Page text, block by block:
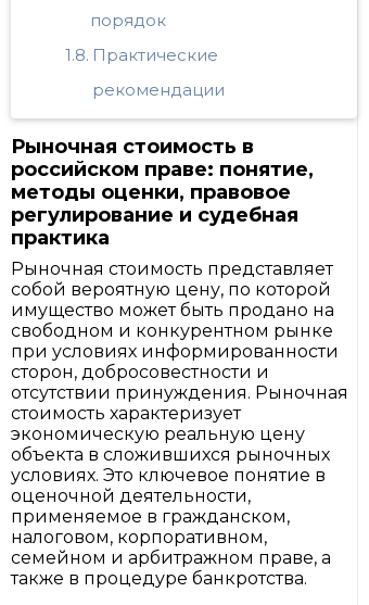
порядок
Практические
рекомендации
Рыночная стоимость в
российском праве: понятие,
методы оценки, правовое
регулирование и судебная
практика
Рыночная стоимость представляет
собой вероятную цену, по которой
имущество может быть продано на
свободном и конкурентном рынке
при условиях информированности
сторон, добросовестности и
отсутствии принуждения. Рыночная
стоимость характеризует
экономическую реальную цену
объекта в сложившихся рыночных
условиях. Это ключевое понятие в
оценочной деятельности,
применяемое в гражданском,
налоговом, корпоративном,
семейном и арбитражном праве, а
также в процедуре банкротства.